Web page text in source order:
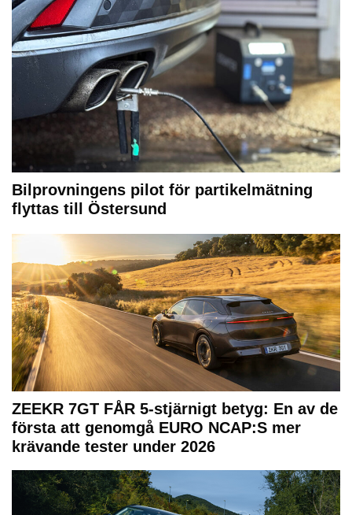
Bilprovningens pilot för partikelmätning
flyttas till Östersund
ZEEKR 7GT FÅR 5-stjärnigt betyg: En av de
första att genomgå EURO NCAP:S mer
krävande tester under 2026